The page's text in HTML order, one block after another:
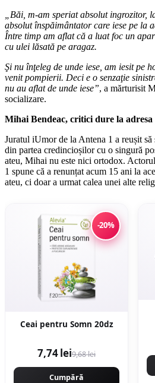
„Băi, m-am speriat absolut ingrozitor,
absolut înspăimântator care iese pe la
Între timp am aflat că a luat foc un
cu ulei lăsată pe aragaz.
Şi nu înţeleg de unde iese, am iesit pe
venit pompierii. Deci e o senzaţie
nu au aflat de unde iese”, a mărturisit
socializare.
Mihai Bendeac, critici dure la adresa
Juratul iUmor de la Antena 1 a reușit să
din partea credincioșilor cu o singură
ateu, Mihai nu este nici ortodox.
1 spune că a renunțat acum 15 ani la
ateu, ci doar a urmat calea unei alte
-20%
Ceai pentru Somn 20dz
7,74 lei9,68 lei
Cumpără